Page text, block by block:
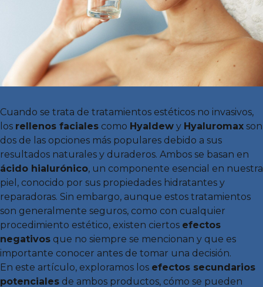
Cuando se trata de tratamientos estéticos no invasivos,
los rellenos faciales como Hyaldew y Hyaluromax son
dos de las opciones más populares debido a sus
resultados naturales y duraderos. Ambos se basan en
ácido hialurónico, un componente esencial en nuestra
piel, conocido por sus propiedades hidratantes y
reparadoras. Sin embargo, aunque estos tratamientos
son generalmente seguros, como con cualquier
procedimiento estético, existen ciertos efectos
negativos que no siempre se mencionan y que es
importante conocer antes de tomar una decisión.
En este artículo, exploramos los efectos secundarios
potenciales de ambos productos, cómo se pueden